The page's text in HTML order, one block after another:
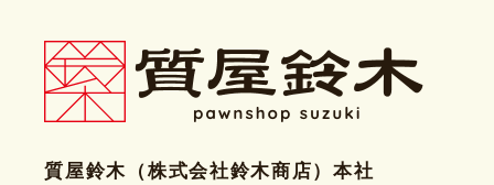
質屋鈴木（株式会社鈴木商店）本社